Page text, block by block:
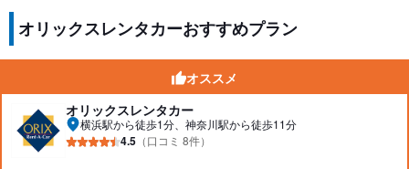
オリックスレンタカーおすすめプラン
オススメ
オリックスレンタカー
横浜駅から徒歩1分、神奈川駅から徒歩11分
4.5 （口コミ 8件）